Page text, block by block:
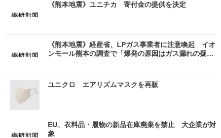
《熊本地震》ユニチカ 寄付金の提供を決定
《熊本地震》経産省、LPガス事業者に注意喚起 イオ
ンモール熊本の調査で「爆発の原因はガス漏れの疑
ユニクロ エアリズムマスクを再販
EU、衣料品・履物の新品在庫廃棄を禁止 大企業が対
象